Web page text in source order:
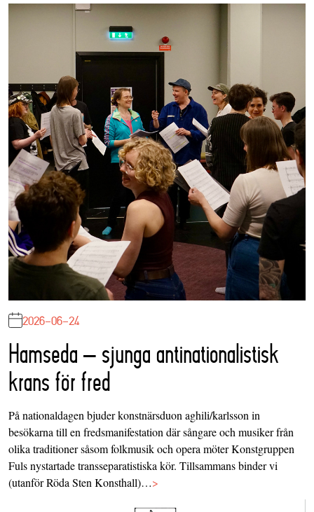
2026-06-24
Hamseda – sjunga antinationalistisk
krans för fred
På nationaldagen bjuder konstnärsduon aghili/karlsson in
besökarna till en fredsmanifestation där sångare och musiker från
olika traditioner såsom folkmusik och opera möter Konstgruppen
Fuls nystartade transseparatistiska kör. Tillsammans binder vi
(utanför Röda Sten Konsthall)…>